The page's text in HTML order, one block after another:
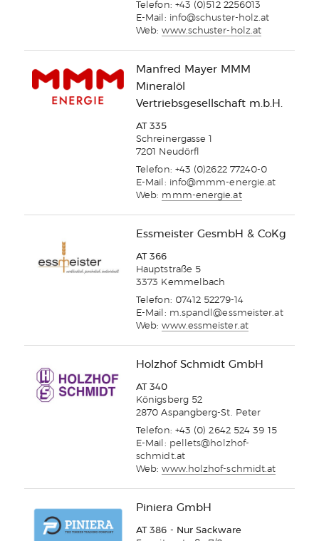
Telefon: +43 (0)512 2256013
E-Mail: info@schuster-holz.at
Web:www.schuster-holz.at
Manfred Mayer MMM
Mineralöl
Vertriebsgesellschaft m.b.H.
AT 335
Schreinergasse 1
7201 Neudörfl
Telefon: +43 (0)2622 77240-0
E-Mail: info@mmm-energie.at
Web: mmm-energie.at
Essmeister GesmbH & CoKg
AT 366
Hauptstraße 5
3373 Kemmelbach
Telefon: 07412 52279-14
E-Mail: m.spandl@essmeister.at
Web:www.essmeister.at
Holzhof Schmidt GmbH
AT 340
Königsberg 52
2870 Aspangberg-St. Peter
Telefon: +43 (0) 2642 524 39 15
E-Mail: pellets@holzhof-
schmidt.at
Web:www.holzhof-schmidt.at
Piniera GmbH
AT 386 - Nur Sackware